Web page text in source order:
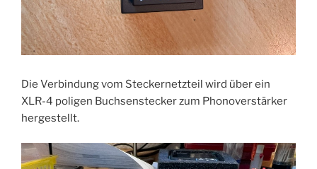
Die Verbindung vom Steckernetzteil wird über ein
XLR-4 poligen Buchsenstecker zum Phonoverstärker
hergestellt.